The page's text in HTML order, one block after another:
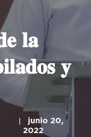
𝐥𝐚
𝐲
junio 20,
2022